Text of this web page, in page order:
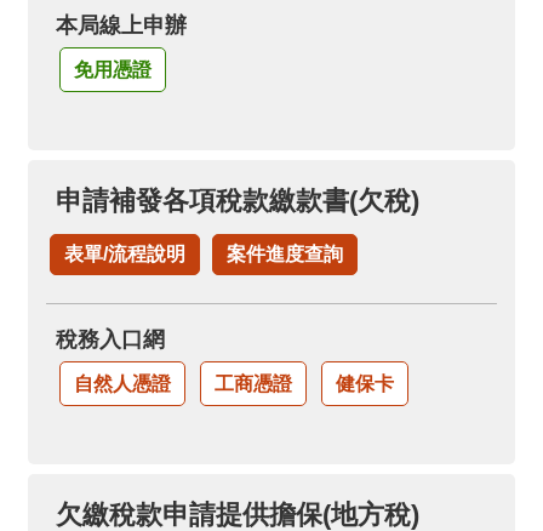
本局線上申辦
免用憑證
申請補發各項稅款繳款書(欠稅)
表單/流程說明 案件進度查詢
稅務入口網
自然人憑證 工商憑證 健保卡
欠繳稅款申請提供擔保(地方稅)